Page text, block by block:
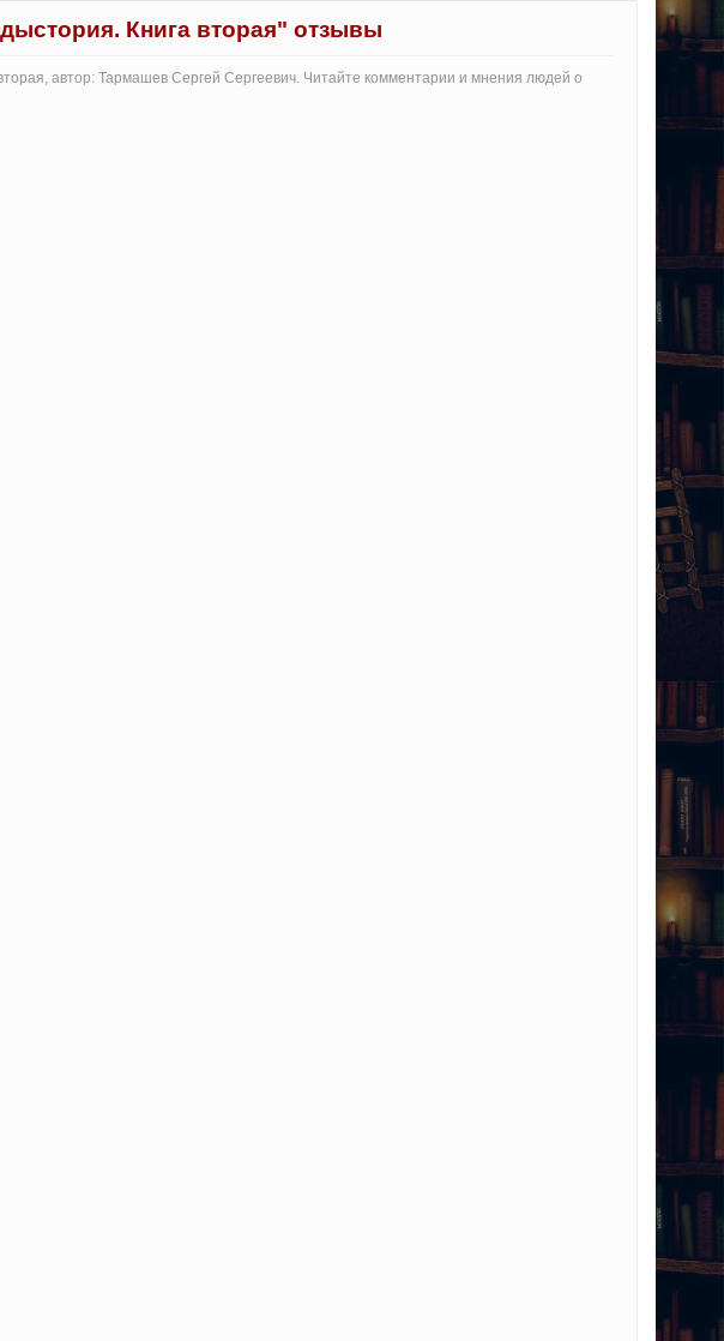
Книга вторая" отзывы
автор: Тармашев Сергей Сергеевич. Читайте комментарии и мнения людей о